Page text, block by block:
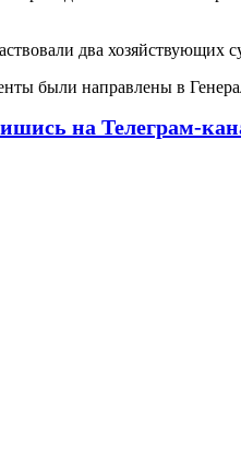
два
были направлены в
на Телеграм-